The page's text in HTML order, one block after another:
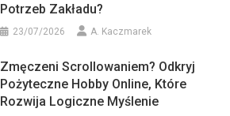
Potrzeb Zakładu?
23/07/2026 A. Kaczmarek
Zmęczeni Scrollowaniem? Odkryj
Pożyteczne Hobby Online, Które
Rozwija Logiczne Myślenie